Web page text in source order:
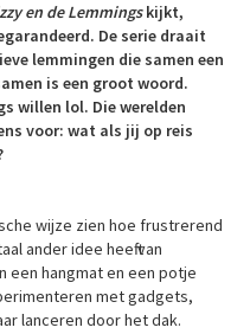
en de Lemmingskijkt,
De serie draait
lemmingen die samen een
is een groot woord.
willen lol. Die werelden
voor: wat als jij op reis
wijze zien hoe frustrerend
ander idee heeft van
een hangmat en een potje
met gadgets,
lanceren door het dak.